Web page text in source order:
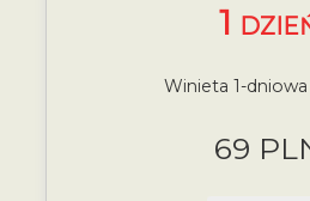
1
Winieta 1-
69